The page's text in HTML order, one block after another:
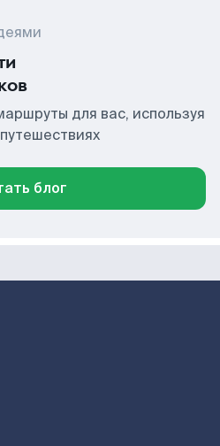
для вас, используя
блог